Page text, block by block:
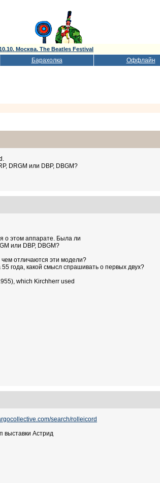
Москва. The Beatles Festival
Барахолка Оффлайн
DRGM или DBP, DBGM?
о этом аппарате. Была ли
или DBP, DBGM?
отличаются эти модели?
года, какой смысл спрашивать о первых двух?
which Kirchherr used
search/rolleicord
выставки Астрид